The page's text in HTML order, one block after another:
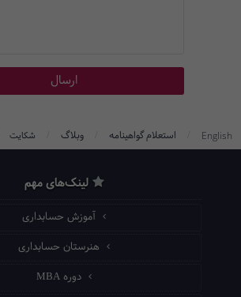
English استعلام گواهینامه وبلاگ شکایت
لینک‌های مهم
آموزش حسابداری
هنرستان حسابداری
دوره MBA